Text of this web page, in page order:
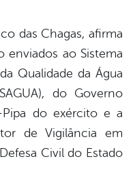
das Chagas, afirma
enviados ao Sistema
Qualidade da Água
do Governo
Pipa do exército e a
de Vigilância em
Civil do Estado